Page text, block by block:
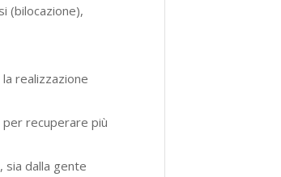
(bilocazione),
realizzazione
recuperare più
sia dalla gente